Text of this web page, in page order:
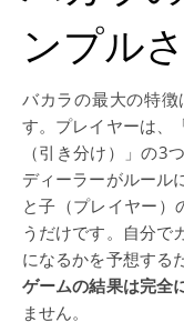
ンプル
バカラの最大の特徴
す。プレイヤーは、
（引き分け）」の3
ディーラーがルール
と子（プレイヤー
うだけです。自分で
になるかを予想する
ゲームの結果は完全
ません。